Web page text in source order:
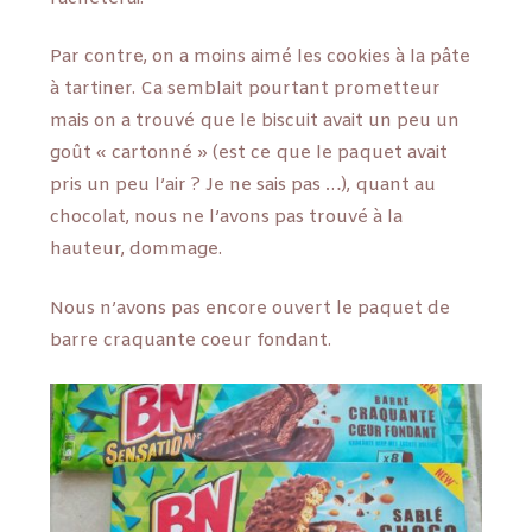
Par contre, on a moins aimé les cookies à la pâte
à tartiner. Ca semblait pourtant prometteur
mais on a trouvé que le biscuit avait un peu un
goût « cartonné » (est ce que le paquet avait
pris un peu l’air ? Je ne sais pas …), quant au
chocolat, nous ne l’avons pas trouvé à la
hauteur, dommage.
Nous n’avons pas encore ouvert le paquet de
barre craquante coeur fondant.